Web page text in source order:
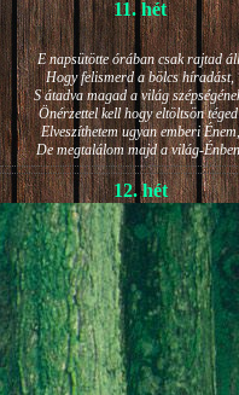
11. hét
E napsütötte órában csak rajtad
Hogy felismerd a bölcs híradást,
S átadva magad a világ
Önérzettel kell hogy eltöltsön
Elveszíthetem ugyan emberi Énem,
De megtalálom majd a világ-
12. hét
JÁNOS-NAPI HANGULAT
A világ szépséges ragyogása -
Lelkem mélyéről - arra kényszerít,
Késztessem kozmikus
Életem isteni képességeit:
Hogy saját lényemet elhagyjam,
S bizakodva keressem önmagam
A kozmikus hő- és fényáradatban.